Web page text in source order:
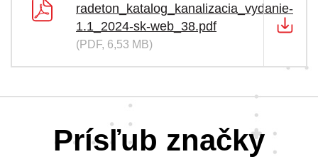
radeton_katalog_kanalizacia_vydanie-
1.1_2024-sk-web_38.pdf
(PDF, 6,53 MB)
Prísľub značky